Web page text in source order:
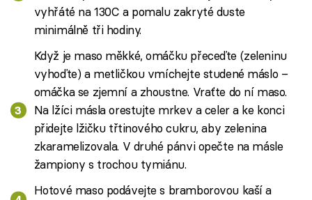
vyhřáté na 130C a pomalu zakryté duste
minimálně tři hodiny.
Když je maso měkké, omáčku přeceďte (zeleninu
vyhoďte) a metličkou vmíchejte studené máslo –
omáčka se zjemní a zhoustne. Vraťte do ní maso.
Na lžíci másla orestujte mrkev a celer a ke konci
přidejte lžičku třtinového cukru, aby zelenina
zkaramelizovala. V druhé pánvi opečte na másle
žampiony s trochou tymiánu.
Hotové maso podávejte s bramborovou kaší a